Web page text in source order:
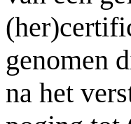
genomen
na het